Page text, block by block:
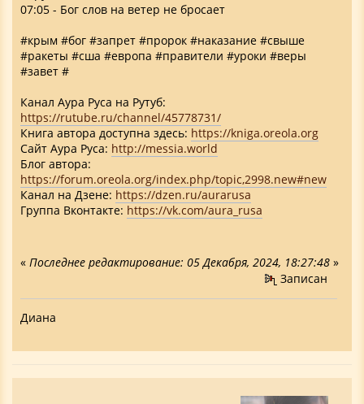
07:05 - Бог слов на ветер не бросает
#крым #бог #запрет #пророк #наказание #свыше
#ракеты #сша #европа #правители #уроки #веры
#завет #
Канал Аура Руса на Рутуб:
https://rutube.ru/channel/45778731/
Книга автора доступна здесь: https://kniga.oreola.org
Cайт Аура Руса: http://messia.world
Блог автора:
https://forum.oreola.org/index.php/topic,2998.new#new
Канал на Дзене: https://dzen.ru/aurarusa
Группа Вконтакте: https://vk.com/aura_rusa
« Последнее редактирование: 05 Декабря, 2024, 18:27:48 »
Записан
Диана